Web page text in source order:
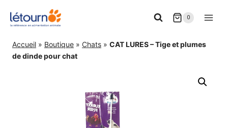
0
Accueil » Boutique » Chats » CAT LURES – Tige et plumes
de dinde pour chat